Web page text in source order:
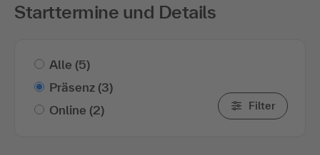
Starttermine und Details
Alle (5)
Präsenz (3)
Online (2) Filter